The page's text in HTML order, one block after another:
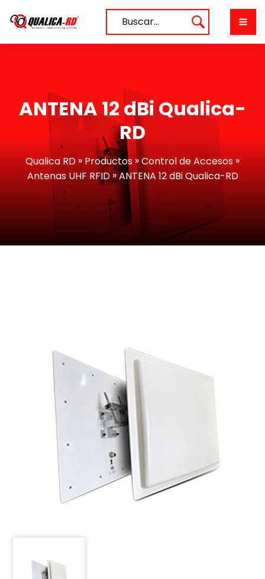
Buscar…
ANTENA 12 dBi Qualica-
RD
Qualica RD » Productos »Control de Accesos »
Antenas UHF RFID»ANTENA 12 dBi Qualica-RD